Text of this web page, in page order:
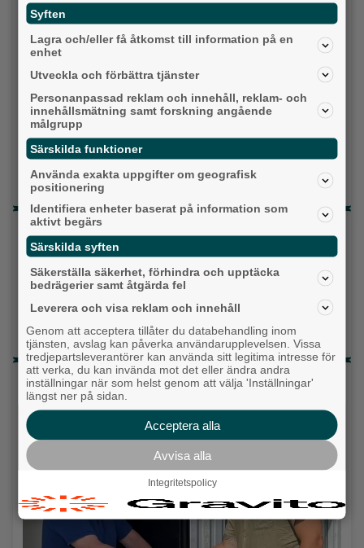
Sverigedemokraterna
Miljöpartiet
Kristdemokraterna
Centerpartiet
Liberalerna
Vet ej
Topp tre denna veckan
Milstolpen: Ny tunnel är på plats under
järnvägen
Då börjar tågen rulla igen: ”Vi ligger bra i fas”
Detta händer i Alingsås 3–10 augusti
Senaste artiklarna
Alingsås
Syften
Lagra och/eller få åtkomst till information på en
enhet
Utveckla och förbättra tjänster
Personanpassad reklam och innehåll, reklam- och
innehållsmätning samt forskning angående
målgrupp
Särskilda funktioner
Använda exakta uppgifter om geografisk
positionering
Identifiera enheter baserat på information som
aktivt begärs
Särskilda syften
Säkerställa säkerhet, förhindra och upptäcka
bedrägerier samt åtgärda fel
Leverera och visa reklam och innehåll
Genom att acceptera tillåter du databehandling inom
tjänsten, avslag kan påverka användarupplevelsen. Vissa
tredjepartsleverantörer kan använda sitt legitima intresse för
att verka, du kan invända mot det eller ändra andra
inställningar när som helst genom att välja 'Inställningar'
längst ner på sidan.
Acceptera alla
Avvisa alla
Integritetspolicy